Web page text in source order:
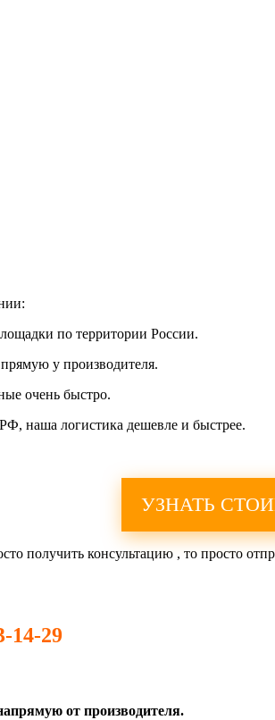
по территории России.
у производителя.
очень быстро.
наша логистика дешевле и быстрее.
УЗНАТЬ
получить консультацию , то просто
14-29
от производителя.